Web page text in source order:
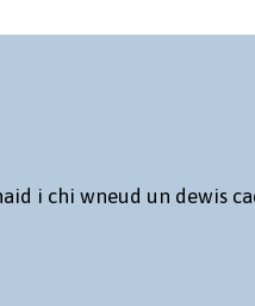
i chi wneud un dewis